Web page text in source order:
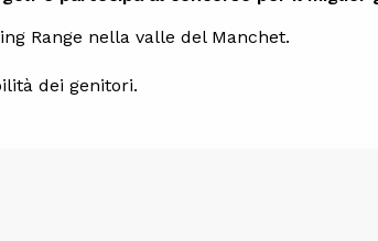
Range nella valle del Manchet.
dei genitori.